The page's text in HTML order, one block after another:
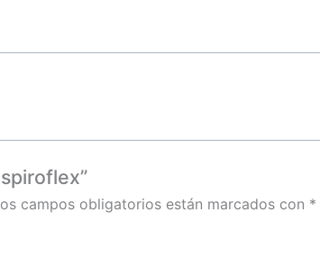
campos obligatorios están marcados con *